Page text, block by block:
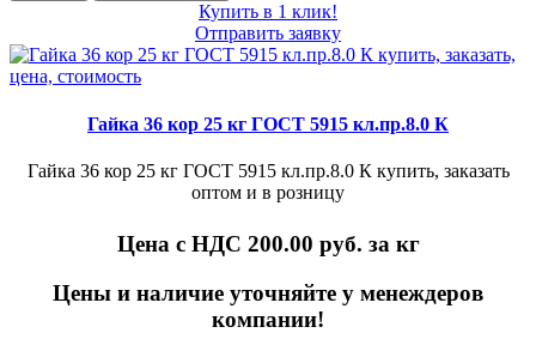
Купить в 1 клик!
Отправить заявку
Гайка 36 кор 25 кг ГОСТ 5915 кл.пр.8.0 К
Гайка 36 кор 25 кг ГОСТ 5915 кл.пр.8.0 К купить, заказать
оптом и в розницу
Цена с НДС 200.00 руб. за кг
Цены и наличие уточняйте у менеждеров
компании!